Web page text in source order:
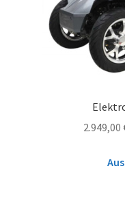
2.949,00